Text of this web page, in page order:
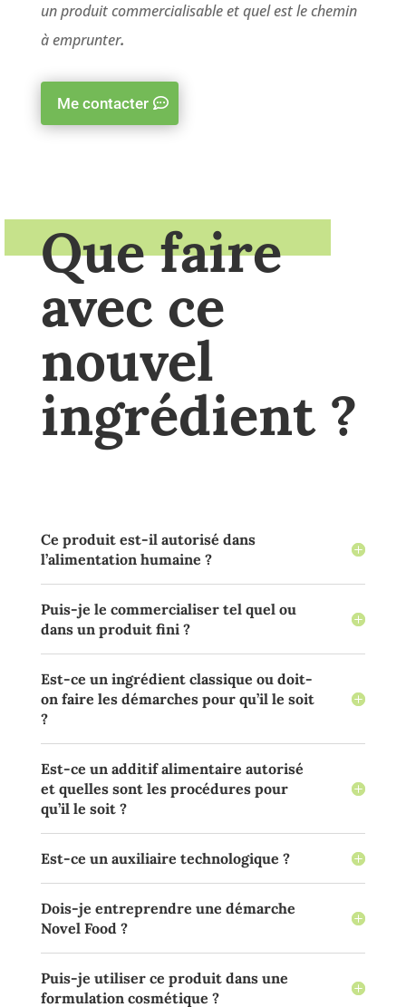
un produit commercialisable et quel est le chemin
à emprunter.
Me contacter
Que faire
avec ce
nouvel
ingrédient ?
Ce produit est-il autorisé dans
l’alimentation humaine ?
Puis-je le commercialiser tel quel ou
dans un produit fini ?
Est-ce un ingrédient classique ou doit-
on faire les démarches pour qu’il le soit
?
Est-ce un additif alimentaire autorisé
et quelles sont les procédures pour
qu’il le soit ?
Est-ce un auxiliaire technologique ?
Dois-je entreprendre une démarche
Novel Food ?
Puis-je utiliser ce produit dans une
formulation cosmétique ?